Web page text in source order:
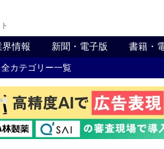
界情報 新聞・電子版 書籍・
全カテゴリー一覧